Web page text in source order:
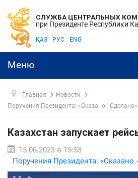
СЛУЖБА ЦЕНТРАЛЬНЫХ
при Президенте Республики
ҚАЗ РУС ENG
Меню
Главная
Новости
Поручения Президента: «Сказано - Сделано»
Казахстан запускает
15.06.2023 в 15:53
Поручения Президента: «Сказано